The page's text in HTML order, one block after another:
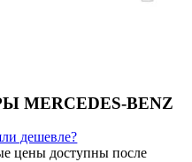
MERCEDES-BENZ
дешевле?
цены доступны после